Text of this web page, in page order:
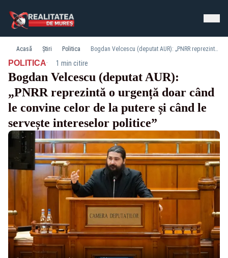
Acasă Știri Politica Bogdan Velcescu (deputat AUR): „PNRR reprezintă o urgență doar când le convine celor de la putere și când le servește intereselor politice”
POLITICA· 1 min citire
Bogdan Velcescu (deputat AUR):
„PNRR reprezintă o urgență doar când
le convine celor de la putere și când le
servește intereselor politice”